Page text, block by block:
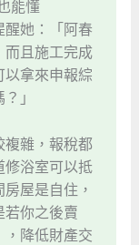
能懂
醒她：「阿春
而且施工完成
以拿來申報綜
」
複雜，報稅都
修浴室可以抵
屋是自住，
若你之後賣
，降低財產交